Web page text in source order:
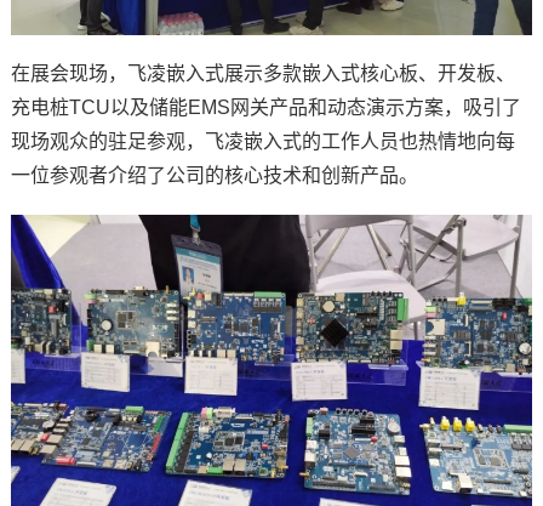
在展会现场， 飞凌嵌入式展示多款嵌入式核心板、 开发板、
充电桩TCU以及储能EMS网关产品和动态演示方案，吸引了
现场观众的驻足参观， 飞凌嵌入式的工作人员也热情地向每
一位参观者介绍了公司的核心技术和创新产品。